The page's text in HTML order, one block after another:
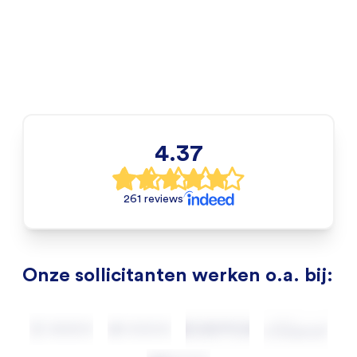
4.37
261 reviews
Onze sollicitanten werken o.a. bij: